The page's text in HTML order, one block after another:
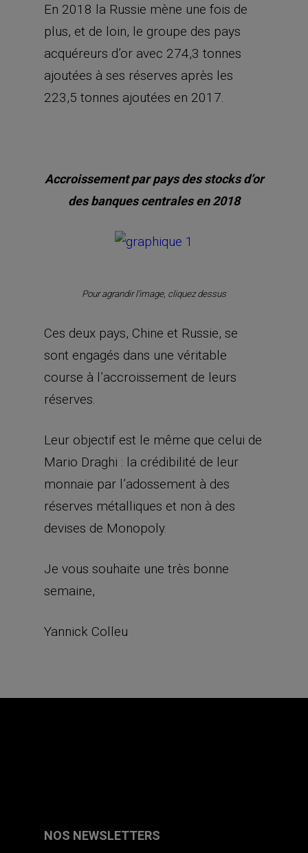
En 2018 la Russie mène une fois de
plus, et de loin, le groupe des pays
acquéreurs d’or avec 274,3 tonnes
ajoutées à ses réserves après les
223,5 tonnes ajoutées en 2017.
Accroissement par pays des stocks d’or
des banques centrales en 2018
Pour agrandir l’image, cliquez dessus
Ces deux pays, Chine et Russie, se
sont engagés dans une véritable
course à l’accroissement de leurs
réserves.
Leur objectif est le même que celui de
Mario Draghi : la crédibilité de leur
monnaie par l’adossement à des
réserves métalliques et non à des
devises de Monopoly.
Je vous souhaite une très bonne
semaine,
Yannick Colleu
NOS NEWSLETTERS